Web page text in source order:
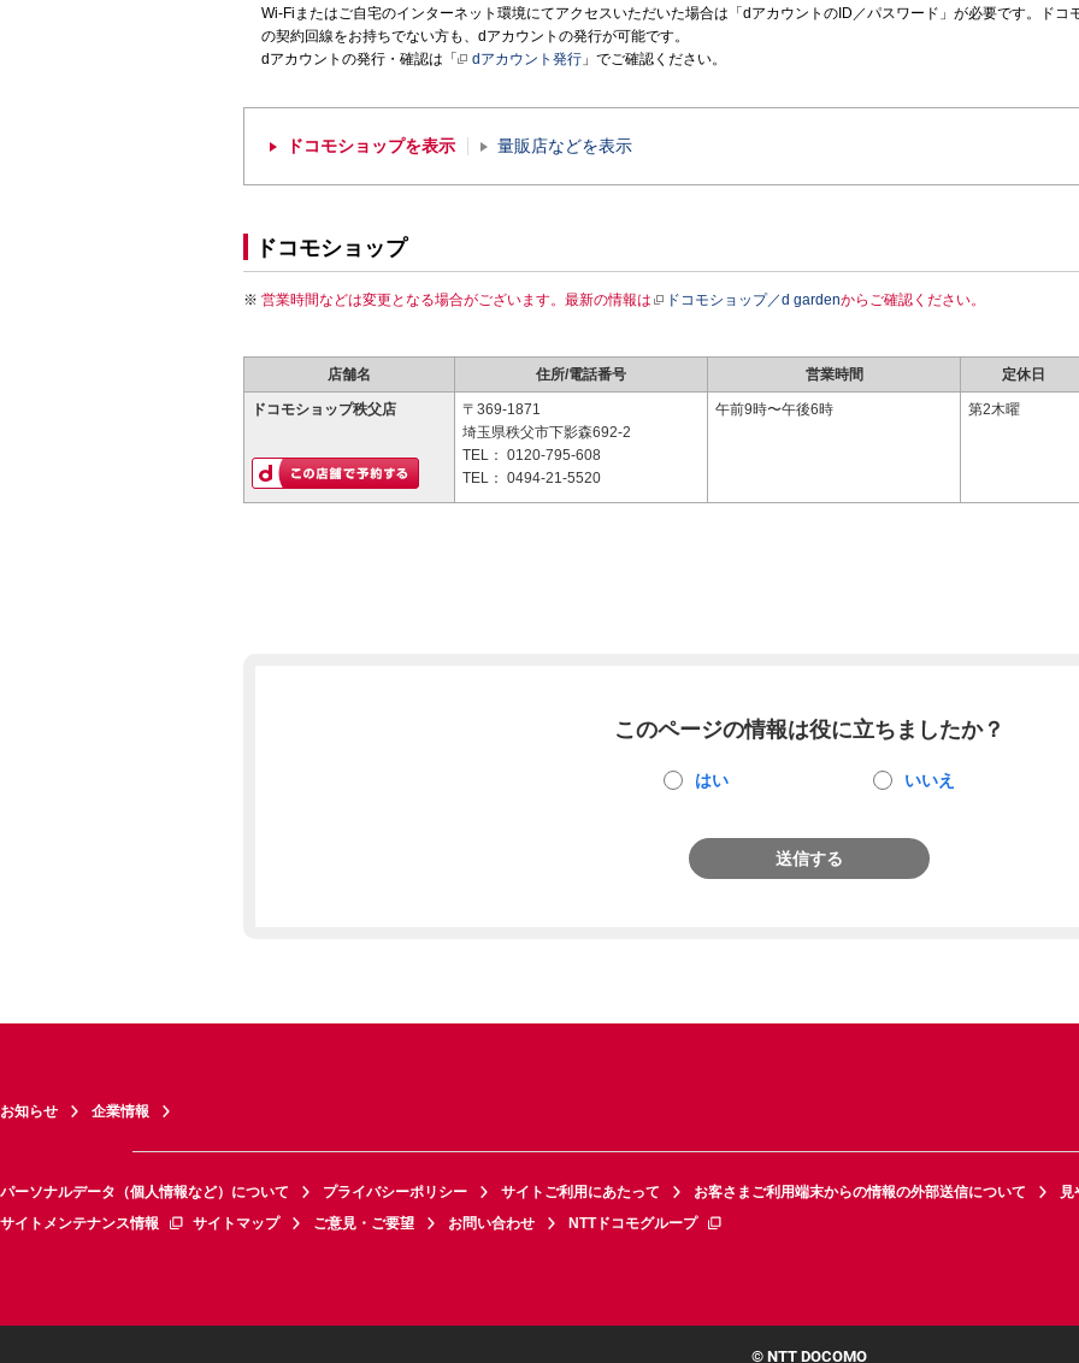
Wi-Fiまたはご自宅のインターネット環境にてアクセスいただいた場合は「dアカウントのID／パスワード」が必要です。ドコ
の契約回線をお持ちでない方も、dアカウントの発行が可能です。
dアカウントの発行・確認は「
dアカウント発行 」でご確認ください。
ドコモショップを表示 量販店などを表示
ドコモショップ
営業時間などは変更となる場合がございます。最新の情報は ドコモショップ／d gardenからご確認ください。
店舗名 住所/電話番号 営業時間 定休日
ドコモショップ秩父店
〒369-1871
埼玉県秩父市下影森692-2
TEL： 0120-795-608
TEL： 0494-21-5520
午前9時〜午後6時 第2木曜
このページの情報は役に立ちましたか？
はい いいえ
送信する
お知らせ 企業情報
パーソナルデータ（個人情報など）について プライバシーポリシー サイトご利用にあたって お客さまご利用端末からの情報の外部送信について
見
サイトメンテナンス情報
サイトマップ ご意見・ご要望 お問い合わせ NTTドコモグループ
© NTT DOCOMO